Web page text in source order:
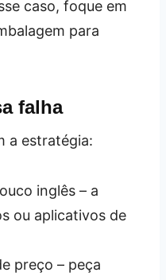
caso, foque em
para
falha
a estratégia:
inglês – a
ou aplicativos de
preço – peça